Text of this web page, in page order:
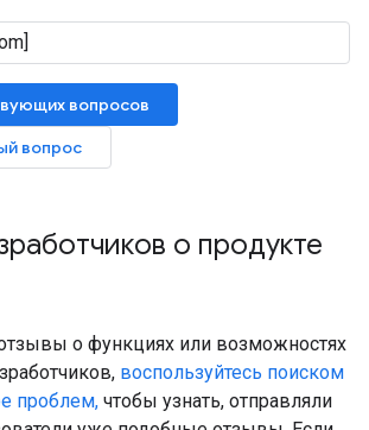
вопросов
вопрос
о продукте
о функциях или возможностях
воспользуйтесь поиском
проблем, чтобы узнать, отправляли